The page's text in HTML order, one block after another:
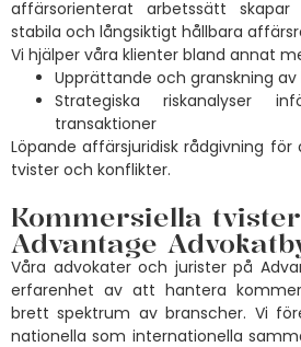
affärsorienterat arbetssätt
stabila och långsiktigt hållbara
Vi hjälper våra klienter bland annat
Upprättande och granskning
Strategiska riskanalyser
transaktioner
Löpande affärsjuridisk rådgivning
tvister och konflikter.
Kommersiella
Advantage
Våra advokater och jurister på
erfarenhet av att hantera
brett spektrum av branscher. Vi
nationella som internationella